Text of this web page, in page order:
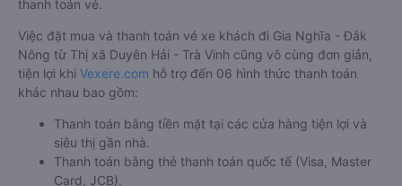
thanh toán vé.
Việc đặt mua và thanh toán vé xe khách đi Gia Nghĩa - Đắk
Nông từ Thị xã Duyên Hải - Trà Vinh cũng vô cùng đơn giản,
tiện lợi khi Vexere.com hỗ trợ đến 06 hình thức thanh toán
khác nhau bao gồm:
Thanh toán bằng tiền mặt tại các cửa hàng tiện lợi và
siêu thị gần nhà.
Thanh toán bằng thẻ thanh toán quốc tế (Visa, Master
Card, JCB).